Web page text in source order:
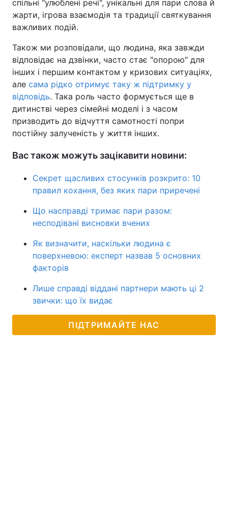
спільні "улюблені речі", унікальні для пари слова й
жарти, ігрова взаємодія та традиції святкування
важливих подій.
Також ми розповідали, що людина, яка завжди
відповідає на дзвінки, часто стає "опорою" для
інших і першим контактом у кризових ситуаціях,
але сама рідко отримує таку ж підтримку у
відповідь. Така роль часто формується ще в
дитинстві через сімейні моделі і з часом
призводить до відчуття самотності попри
постійну залученість у життя інших.
Вас також можуть зацікавити новини:
Секрет щасливих стосунків розкрито: 10
правил кохання, без яких пари приречені
Що насправді тримає пари разом:
несподівані висновки вчених
Як визначити, наскільки людина є
поверхневою: експерт назвав 5 основних
факторів
Лише справді віддані партнери мають ці 2
звички: що їх видає
ПІДТРИМАЙТЕ НАС